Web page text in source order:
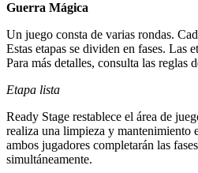
Guerra Mágica
Un juego consta de varias rondas.
Estas etapas se dividen en fases. Las
Para más detalles, consulta las reglas
Etapa lista
Ready Stage restablece el área de
realiza una limpieza y mantenimiento
ambos jugadores completarán las
simultáneamente.